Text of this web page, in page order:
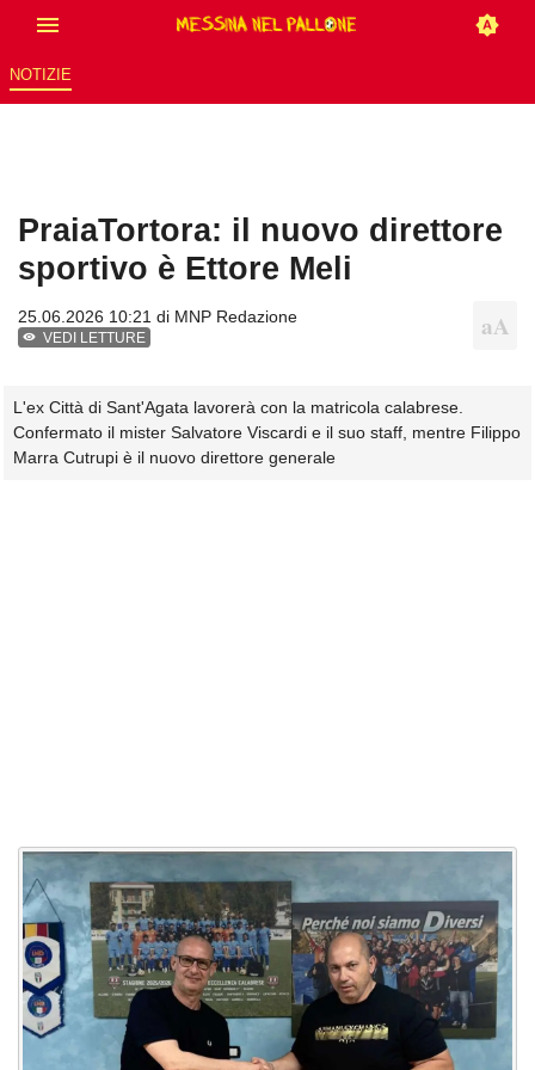
NOTIZIE
PraiaTortora: il nuovo direttore
sportivo è Ettore Meli
25.06.2026 10:21 di MNP Redazione
VEDI LETTURE
L'ex Città di Sant'Agata lavorerà con la matricola calabrese.
Confermato il mister Salvatore Viscardi e il suo staff, mentre Filippo
Marra Cutrupi è il nuovo direttore generale